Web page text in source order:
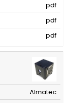
pdf
pdf
pdf
Almatec